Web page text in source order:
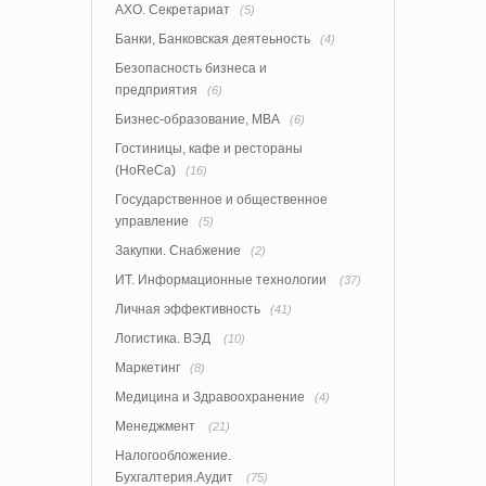
АХО. Секретариат (5)
Банки, Банковская деятеьность (4)
Безопасность бизнеса и
предприятия
(6)
Бизнес-образование, MBA (6)
Гостиницы, кафе и рестораны
(HoReCa)
(16)
Государственное и общественное
управление
(5)
Закупки. Снабжение (2)
ИТ. Информационные технологии (37)
Личная эффективность (41)
Логистика. ВЭД (10)
Маркетинг (8)
Медицина и Здравоохранение (4)
Менеджмент (21)
Налогообложение.
Бухгалтерия.Аудит
(75)